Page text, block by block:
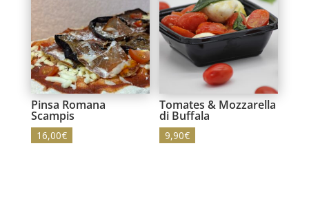
Pinsa Romana
Scampis
16,00€
Tomates & Mozzarella
di Buffala
9,90€